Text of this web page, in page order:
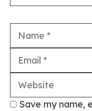
Name
Save my name,